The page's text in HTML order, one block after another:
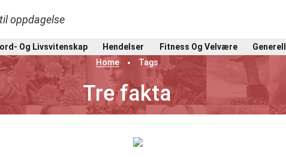
oppdagelse
Og Livsvitenskap Hendelser Fitness Og Velvære Generell
Home
Tags
Tre fakta